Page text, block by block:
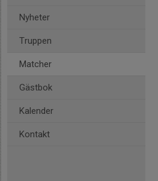
Nyheter
Truppen
Matcher
Gästbok
Kalender
Kontakt